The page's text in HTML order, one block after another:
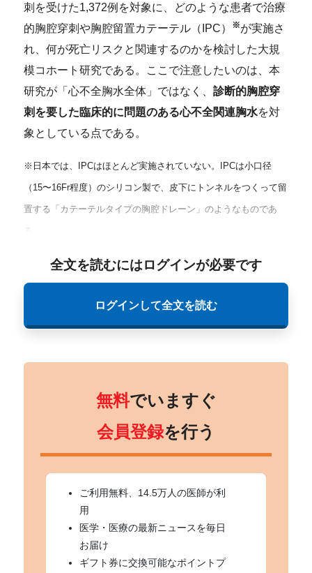
刺を受けた1,372例を対象に、どのような患者で治療
的胸腔穿刺や胸腔留置カテーテル（IPC）
※が実施さ
れ、何が死亡リスクと関連するのかを検討した大規
模コホート研究である。ここで注意したいのは、本
研究が「心不全胸水全体」ではなく、診断的胸腔穿
刺を要した臨床的に問題のある心不全関連胸水を対
象としている点である。
※日本では、IPCはほとんど実施されていない。IPCは小口径
（15〜16Fr程度）のシリコン製で、皮下にトンネルをつくって留
置する「カテーテルタイプの胸腔ドレーン」のようなものであ
る。
全文を読むにはログインが必要です
ログインして全文を読む
無料でいますぐ
会員登録を行う
ご利用無料、14.5万人の医師が利
用
医学・医療の最新ニュースを毎日
お届け
ギフト券に交換可能なポイントプ